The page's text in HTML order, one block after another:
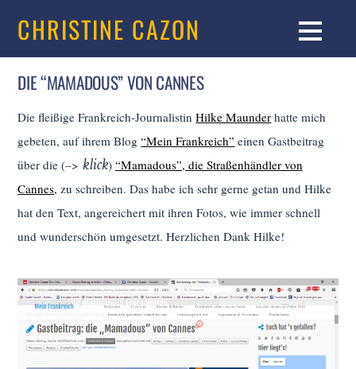
CHRISTINE CAZON
DIE “MAMADOUS” VON CANNES
Die fleißige Frankreich-JournalistinHilke Maunder hatte mich
gebeten, auf ihrem Blog“Mein Frankreich” einen Gastbeitrag
über die (–> klick) “Mamadous”, die Straßenhändler von
Cannes, zu schreiben. Das habe ich sehr gerne getan und Hilke
hat den Text, angereichert mit ihren Fotos, wie immer schnell
und wunderschön umgesetzt. Herzlichen Dank Hilke!